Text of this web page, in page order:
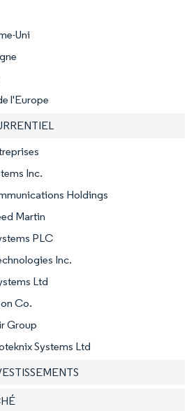
Uni
l'Europe
Inc.
Holdings
Martin
PLC
Inc.
Ltd
Co.
Group
Systems Ltd